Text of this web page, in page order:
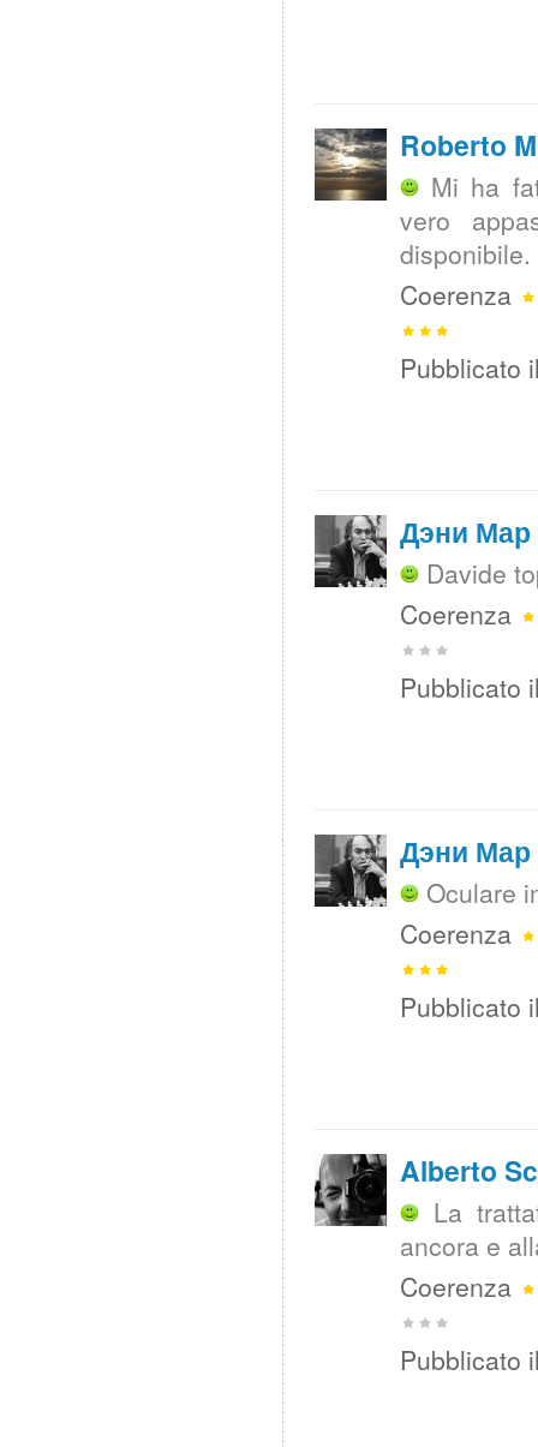
Roberto
Mi ha
vero
Coerenza
Pubblicato
Дэни Мар
Davide
Coerenza
Pubblicato
Дэни Мар
Oculare
Coerenza
Pubblicato
Alberto
La
ancora e
Coerenza
Pubblicato